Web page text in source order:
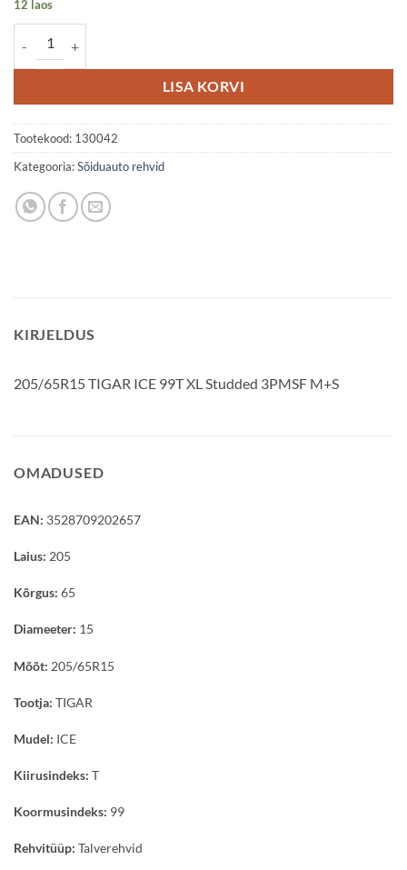
12 laos
LISA KORVI
Tootekood: 130042
Kategooria:Sõiduauto rehvid
KIRJELDUS
205/65R15 TIGAR ICE 99T XL Studded 3PMSF M+S
OMADUSED
EAN: 3528709202657
Laius: 205
Kõrgus: 65
Diameeter: 15
Mõõt: 205/65R15
Tootja: TIGAR
Mudel: ICE
Kiirusindeks: T
Koormusindeks: 99
Rehvitüüp: Talverehvid